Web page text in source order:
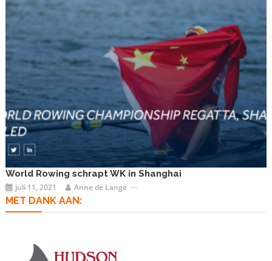
World Rowing schrapt WK in Shanghai
juli 11, 2021 Anne de Lange
MET DANK AAN: